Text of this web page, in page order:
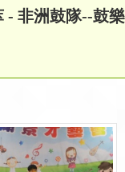
- 非洲鼓隊--鼓